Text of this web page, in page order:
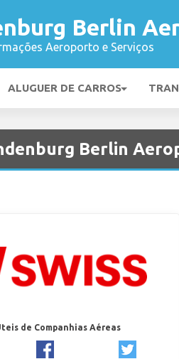
Berlin
Aeroporto e Serviços
ALUGUER DE CARROS
Berlin
de Companhias Aéreas